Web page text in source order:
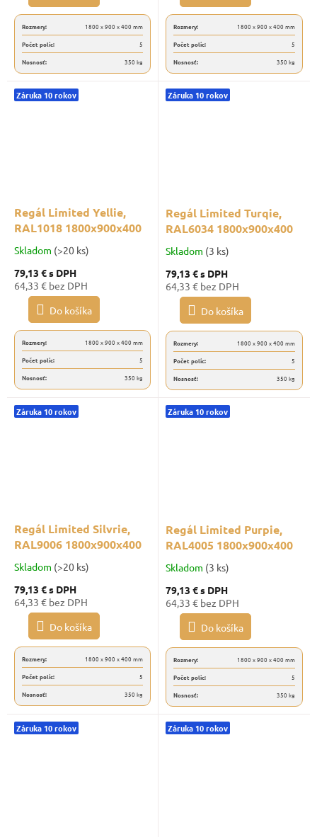
Rozmery:
1800 x 900 x 400 mm
Počet políc:
5
Nosnosť:
350 kg
Rozmery:
1800 x 900 x 400 mm
Počet políc:
5
Nosnosť:
350 kg
Záruka 10 rokov
Regál Limited Yellie,
RAL1018 1800x900x400
Skladom (>20 ks)
79,13 €s DPH
64,33 € bez DPH
Do košíka
Rozmery:
1800 x 900 x 400 mm
Počet políc:
5
Nosnosť:
350 kg
Záruka 10 rokov
Regál Limited Turqie,
RAL6034 1800x900x400
Skladom (3 ks)
79,13 €s DPH
64,33 € bez DPH
Do košíka
Rozmery:
1800 x 900 x 400 mm
Počet políc:
5
Nosnosť:
350 kg
Záruka 10 rokov
Regál Limited Silvrie,
RAL9006 1800x900x400
Skladom (>20 ks)
79,13 €s DPH
64,33 € bez DPH
Do košíka
Rozmery:
1800 x 900 x 400 mm
Počet políc:
5
Nosnosť:
350 kg
Záruka 10 rokov
Regál Limited Purpie,
RAL4005 1800x900x400
Skladom (3 ks)
79,13 €s DPH
64,33 € bez DPH
Do košíka
Rozmery:
1800 x 900 x 400 mm
Počet políc:
5
Nosnosť:
350 kg
Záruka 10 rokov Záruka 10 rokov